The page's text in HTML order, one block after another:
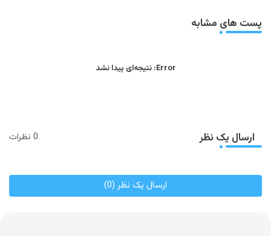
پست های مشابه
Error: نتیجه‌ای پیدا نشد
ارسال یک نظر 0 نظرات
ارسال یک نظر (0)